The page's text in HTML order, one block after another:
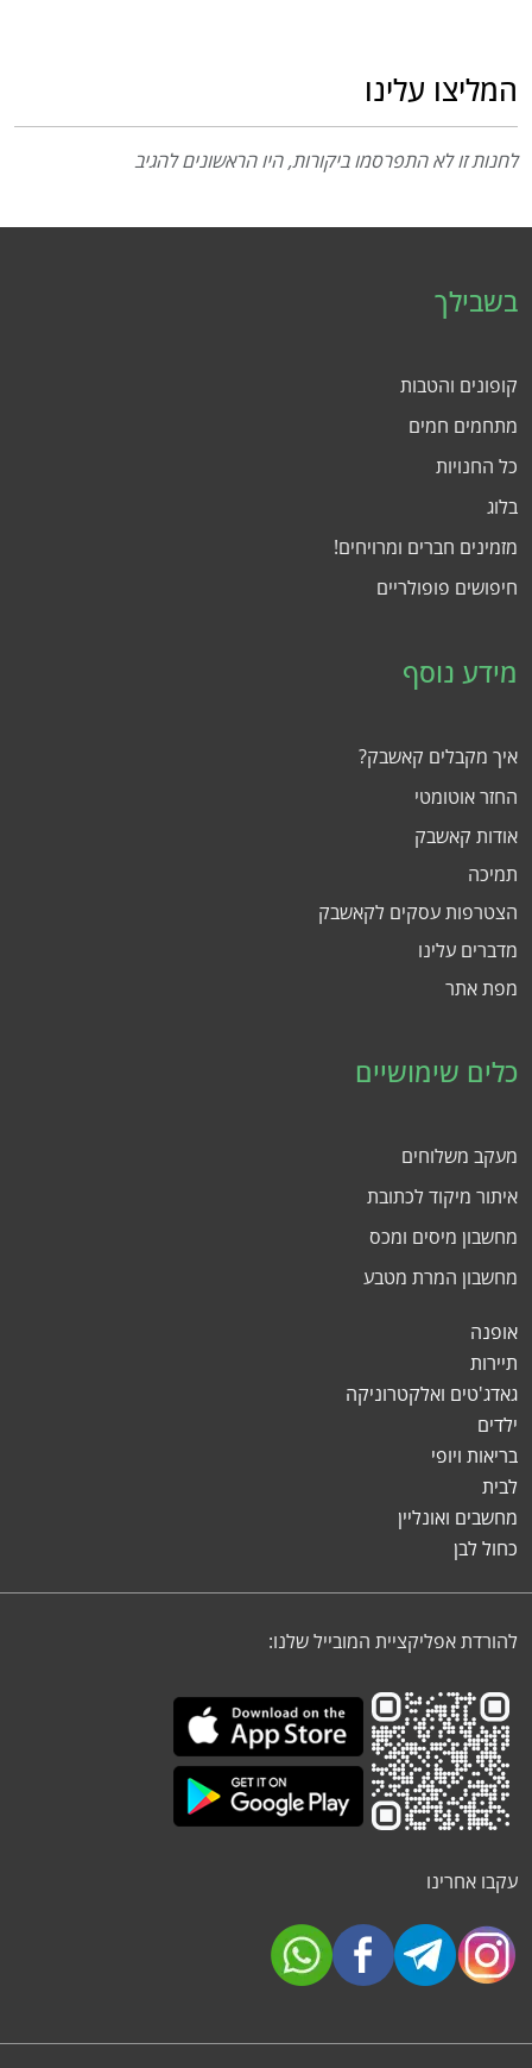
המליצו עלינו
לחנות זו לא התפרסמו ביקורות, היו הראשונים להגיב
בשבילך
קופונים והטבות
מתחמים חמים
כל החנויות
בלוג
מזמינים חברים ומרויחים!
חיפושים פופולריים
מידע נוסף
איך מקבלים קאשבק?
החזר אוטומטי
אודות קאשבק
תמיכה
הצטרפות עסקים לקאשבק
מדברים עלינו
מפת אתר
כלים שימושיים
מעקב משלוחים
איתור מיקוד לכתובת
מחשבון מיסים ומכס
מחשבון המרת מטבע
אופנה
תיירות
גאדג'טים ואלקטרוניקה
ילדים
בריאות ויופי
לבית
מחשבים ואונליין
כחול לבן
להורדת אפליקציית המובייל שלנו:
עקבו אחרינו